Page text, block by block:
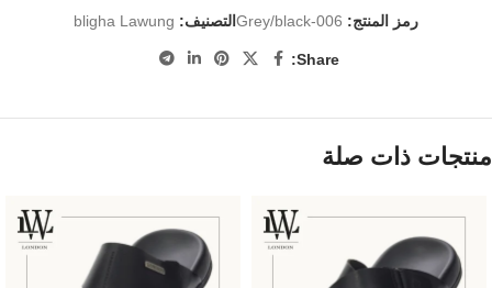
رمز المنتج: Grey/black-006 التصنيف: bligha Lawung
Share:
منتجات ذات صلة